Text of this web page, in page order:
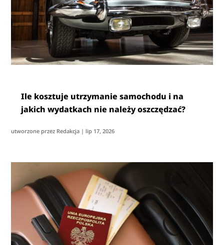
Ile kosztuje utrzymanie samochodu i na
jakich wydatkach nie należy oszczędzać?
utworzone przez Redakcja | lip 17, 2026